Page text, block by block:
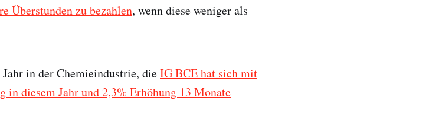
Überstunden zu bezahlen, wenn diese weniger als
in der Chemieindustrie, dieIG BCE hat sich mit
in diesem Jahr und 2,3% Erhöhung 13 Monate